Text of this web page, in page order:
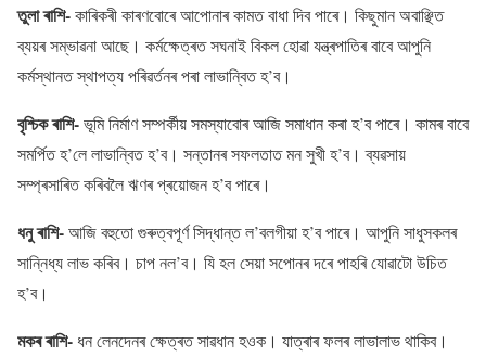
তুলা ৰাশি-কাৰিকৰী কাৰণবোৰে আপোনাৰ কামত বাধা দিব পাৰে। কিছুমান অবাঞ্ছিত
ব্যয়ৰ সম্ভাৱনা আছে। কৰ্মক্ষেত্ৰত সঘনাই বিকল হোৱা যন্ত্ৰপাতিৰ বাবে আপুনি
কৰ্মস্থানত স্থাপত্য পৰিৱৰ্তনৰ পৰা লাভান্বিত হ’ব।
বৃশ্চিক ৰাশি-ভূমি নিৰ্মাণ সম্পৰ্কীয় সমস্যাবোৰ আজি সমাধান কৰা হ’ব পাৰে। কামৰ বাবে
সমৰ্পিত হ’লে লাভান্বিত হ’ব। সন্তানৰ সফলতাত মন সুখী হ’ব। ব্যৱসায়
সম্প্ৰসাৰিত কৰিবলৈ ঋণৰ প্ৰয়োজন হ’ব পাৰে।
ধনু ৰাশি-আজি বহুতো গুৰুত্বপূৰ্ণ সিদ্ধান্ত ল’বলগীয়া হ’ব পাৰে। আপুনি সাধুসকলৰ
সান্নিধ্য লাভ কৰিব। চাপ নল’ব। যি হল সেয়া সপোনৰ দৰে পাহৰি যোৱাটো উচিত
হ’ব।
মকৰ ৰাশি- ধন লেনদেনৰ ক্ষেত্ৰত সাৱধান হওক। যাত্ৰাৰ ফলৰ লাভালাভ থাকিব।